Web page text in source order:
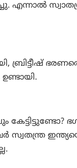
എന്നാൽ
കേട്ടിട്ടുണ്ടോ?
സ്വതന്ത്ര